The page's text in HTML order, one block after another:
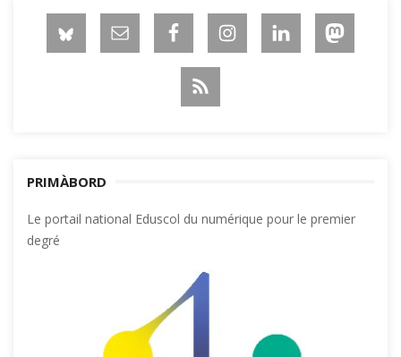
PRIMÀBORD
Le portail national Eduscol du numérique pour le premier
degré